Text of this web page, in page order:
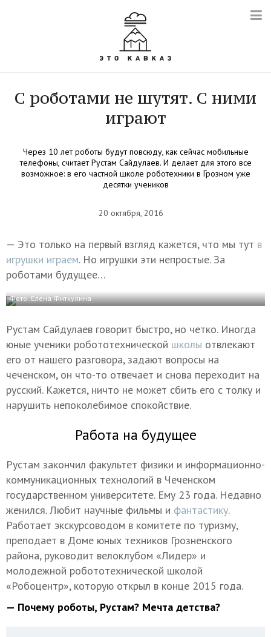
С роботами не шутят. С ними
играют
Через 10 лет роботы будут повсюду, как сейчас мобильные
телефоны, считает Рустам Сайдулаев. И делает для этого все
возможное: в его частной школе роботехники в Грозном уже
десятки учеников
20 октября, 2016
— Это только на первый взгляд кажется, что мы тут в
игрушки играем. Но игрушки эти непростые. За
роботами будущее…
Фото: Елена Фиткулина
Рустам Сайдулаев говорит быстро, но четко. Иногда
юные ученики робототехнической школы отвлекают
его от нашего разговора, задают вопросы на
чеченском, он что-то отвечает и снова переходит на
русский. Кажется, ничто не может сбить его с толку и
нарушить непоколебимое спокойствие.
Работа на будущее
Рустам закончил факультет физики и информационно-
коммуникационных технологий в Чеченском
государственном университете. Ему 23 года. Недавно
женился. Любит научные фильмы и фантастику.
Работает экскурсоводом в комитете по туризму,
преподает в Доме юных техников Грозненского
района, руководит велоклубом «Лидер» и
молодежной робототехнической школой
«Робоцентр», которую открыл в конце 2015 года.
— Почему роботы, Рустам? Мечта детства?